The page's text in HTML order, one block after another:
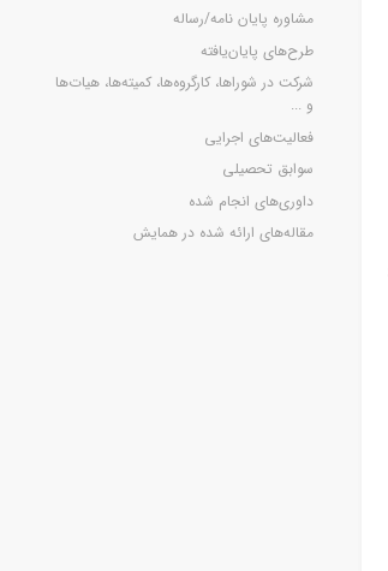
مشاوره پایان نامه/رساله
طرح‌های پایان‌یافته
شرکت در شوراها، کارگروه‌ها، کمیته‌ها، هیات‌ها
و ...
فعالیت‌های اجرایی
سوابق تحصیلی
داوری‌های انجام شده
مقاله‌های ارائه شده در همایش